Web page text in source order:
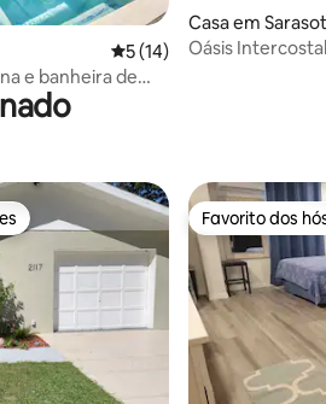
Classificação média de 5
5 (14)
e banheira de
da praia
Casa em
Oásis Intercostal
Favorito dos
Favorito dos